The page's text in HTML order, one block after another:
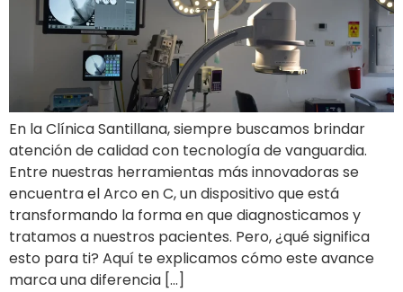
En la Clínica Santillana, siempre buscamos brindar
atención de calidad con tecnología de vanguardia.
Entre nuestras herramientas más innovadoras se
encuentra el Arco en C, un dispositivo que está
transformando la forma en que diagnosticamos y
tratamos a nuestros pacientes. Pero, ¿qué significa
esto para ti? Aquí te explicamos cómo este avance
marca una diferencia […]